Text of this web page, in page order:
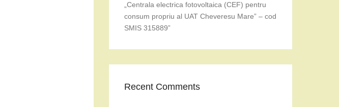
„Centrala electrica fotovoltaica (CEF) pentru
consum propriu al UAT Cheveresu Mare” – cod
SMIS 315889”
Recent Comments